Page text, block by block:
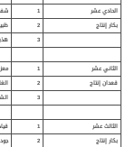
الحادي عشر 1
بكار إنتاج
2
3
الثاني عشر 1
قعدان إنتاج
2
3
الثالث عشر 1
بكار إنتاج
2 جود